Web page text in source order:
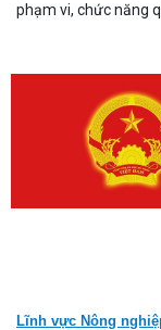
phạm vi, chức năng
Lĩnh vực Nông